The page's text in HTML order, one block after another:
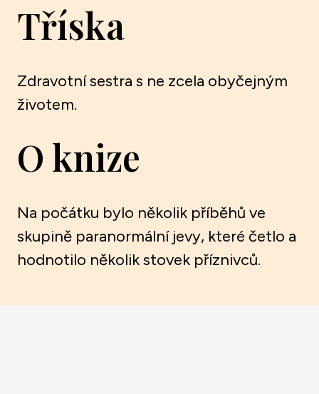
Tříska
Zdravotní sestra s ne zcela obyčejným
životem.
O knize
Na počátku bylo několik příběhů ve
skupině paranormální jevy, které četlo a
hodnotilo několik stovek příznivců.